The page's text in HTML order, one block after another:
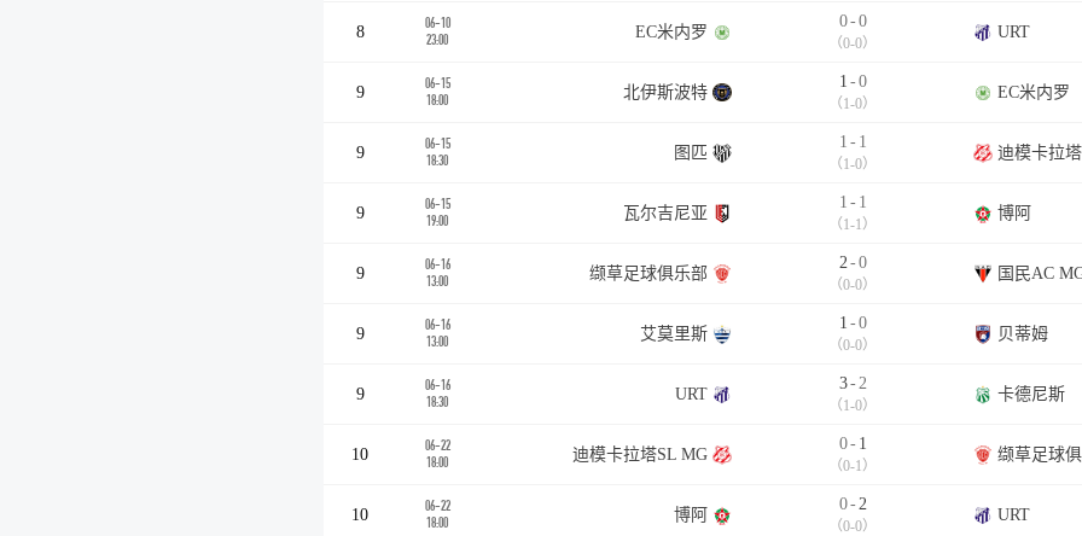
8
06-10
23:00
EC米内罗
0- 0
（0-0）
URT
9
06-15
18:00
北伊斯波特
1 - 0
（1-0）
EC米内罗
9
06-15
18:30
图匹
1 - 1
（1-0）
迪模卡拉
9
06-15
19:00
瓦尔吉尼亚
1 - 1
（1-1）
博阿
9
06-16
13:00
缬草足球俱乐部
2 - 0
（0-0）
国民AC
9
06-16
13:00
艾莫里斯
1 - 0
（0-0）
贝蒂姆
9
06-16
18:30
URT
3- 2
（1-0）
卡德尼斯
10
06-22
18:00
迪模卡拉塔SL MG
0- 1
（0-1）
缬草足球
10
06-22
18:00
博阿
0- 2
（0-0）
URT